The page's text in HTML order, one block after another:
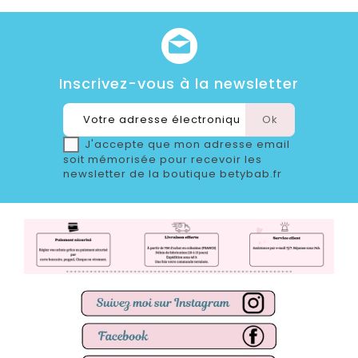
Inscrivez-vous à la newsletter
J'accepte que mon adresse email
soit mémorisée pour recevoir les
newsletter de la boutique betybab.fr